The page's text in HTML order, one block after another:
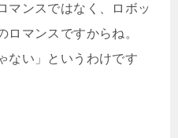
マンスではなく、ロボッ
ロマンスですからね。
ない」というわけです